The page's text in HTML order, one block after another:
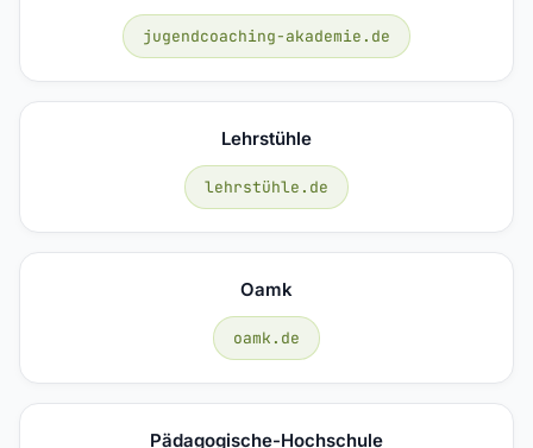
jugendcoaching-akademie.de
Lehrstühle
lehrstühle.de
Oamk
oamk.de
Pädagogische-Hochschule